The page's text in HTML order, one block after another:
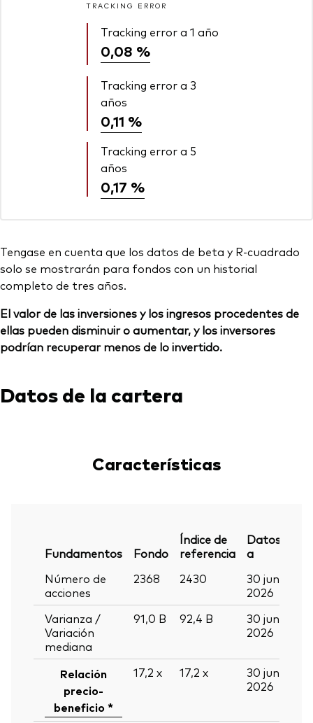
TRACKING ERROR
Tracking error a 1 año
0,08 %
Tracking error a 3
años
0,11 %
Tracking error a 5
años
0,17 %
Tengase en cuenta que los datos de beta y R-cuadrado
solo se mostrarán para fondos con un historial
completo de tres años.
El valor de las inversiones y los ingresos procedentes de
ellas pueden disminuir o aumentar, y los inversores
podrían recuperar menos de lo invertido.
Datos de la cartera
Características
Fundamentos Fondo
Índice de
referencia
Datos
a
Número de
acciones
2368 2430
30 jun
2026
Varianza /
Variación
mediana
91,0 B 92,4 B
30 jun
2026
Relación
precio-
beneficio *
17,2 x 17,2 x
30 jun
2026